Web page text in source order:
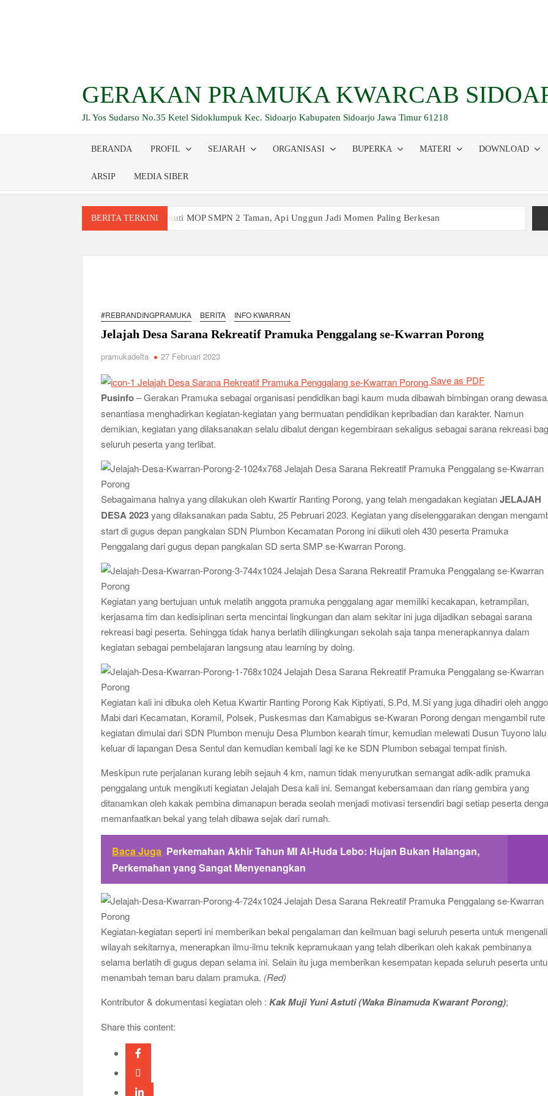
GERAKAN PRAMUKA KWARCAB
Jl. Yos Sudarso No.35 Ketel Sidoklumpuk Kec. Sidoarjo Kabupaten Sidoarjo Jawa Timur 61218
BERANDA PROFIL SEJARAH ORGANISASI BUPERKA MATERI DOWNLOAD
ARSIP MEDIA SIBER
BERITA TERKINI
Siswa Baru Antusias Ikuti MOP SMPN 2 Taman, Api Unggun Jadi Momen Paling Berkesan
Berkarakter, Berprestasi, Berbudi Luhur : Lomba Tingkat I Gudep 14.077-14.078 Pangkalan SDN Sidodadi 1
Taman Cetak Generasi Tangguh
Pramuka SMKN 1 Jabon Tempa Disiplin dan Kepedulian Sosial Melalui Jelajah Desa
Gemuruh Semangat di Pangkalan SMP YPM 1 Taman: Saat Kompetisi Mencetak Karakter dan Merajut
Generasi di PSCC VI
Perkuat Kepemimpinan dan Demokrasi, Kwarran Jabon Gelar Dianpinsa serta Musppanitera 2026
Bukan Cuma Kemah! Pramuka SMK YPM 3 Taman Adopsi Sistem Kerja Industri Lewat KPDA
Kwarran Porong Gembleng Penegak Pramuka Lewat Pelatihan Keprotokoleran
Tumbuhkan Ceria dan Karakter Sejak Dini, 704 Pramuka Siaga Ramaikan Pesta Siaga Kwarran Prambon
2026
Ceria Bersama Pramuka Siaga: Membangun Generasi Tangguh dan Berkarakter
Karena Karakter Tidak Dibentuk di Ruang Nyaman, LT-1 SDN Pagerwojo Hadir Menempa Ketangguhan
Gelar Musppanitera 2026, Kwarran Taman Cetak Pemimpin Baru dan Perkuat Kolaborasi Lintas Pangkalan
Ajang Kompetensi Antar Ambalan II SMKN 2 Buduran 2026 Diwarnai Penampilan Tari Kreasi Berselendang
Musran X Kwarran Jabon Jadi Titik Awal Kebangkitan Pramuka yang Lebih Inovatif dan Progresif
Peringanti Momentum Hardiknas, Kwarran Sedati Gelar Rapat Kerja
#REBRANDINGPRAMUKA BERITA INFO KWARRAN
Jelajah Desa Sarana Rekreatif Pramuka Penggalang se-Kwarran Porong
pramukadelta 27 Februari 2023
Save as PDF
Pusinfo– Gerakan Pramuka sebagai organisasi pendidikan bagi kaum muda dibawah bimbingan orang
senantiasa menghadirkan kegiatan-kegiatan yang bermuatan pendidikan kepribadian dan karakter. Namun
demikian, kegiatan yang dilaksanakan selalu dibalut dengan kegembiraan sekaligus sebagai sarana rekreasi
seluruh peserta yang terlibat.
Sebagaimana halnya yang dilakukan oleh Kwartir Ranting Porong, yang telah mengadakan kegiatanJELAJAH
DESA 2023yang dilaksanakan pada Sabtu, 25 Pebruari 2023. Kegiatan yang diselenggarakan dengan
start di gugus depan pangkalan SDN Plumbon Kecamatan Porong ini diikuti oleh 430 peserta Pramuka
Penggalang dari gugus depan pangkalan SD serta SMP se-Kwarran Porong.
Kegiatan yang bertujuan untuk melatih anggota pramuka penggalang agar memiliki kecakapan, ketrampilan,
kerjasama tim dan kedisiplinan serta mencintai lingkungan dan alam sekitar ini juga dijadikan sebagai sarana
rekreasi bagi peserta. Sehingga tidak hanya berlatih dilingkungan sekolah saja tanpa menerapkannya dalam
kegiatan sebagai pembelajaran langsung atau learning by doing.
Kegiatan kali ini dibuka oleh Ketua Kwartir Ranting Porong Kak Kiptiyati, S.Pd, M.Si yang juga dihadiri oleh
Mabi dari Kecamatan, Koramil, Polsek, Puskesmas dan Kamabigus se-Kwaran Porong dengan mengambil rute
kegiatan dimulai dari SDN Plumbon menuju Desa Plumbon kearah timur, kemudian melewati Dusun Tuyono lalu
keluar di lapangan Desa Sentul dan kemudian kembali lagi ke ke SDN Plumbon sebagai tempat finish.
Meskipun rute perjalanan kurang lebih sejauh 4 km, namun tidak menyurutkan semangat adik-adik pramuka
penggalang untuk mengikuti kegiatan Jelajah Desa kali ini. Semangat kebersamaan dan riang gembira yang
ditanamkan oleh kakak pembina dimanapun berada seolah menjadi motivasi tersendiri bagi setiap peserta
memanfaatkan bekal yang telah dibawa sejak dari rumah.
Baca Juga Perkemahan Akhir Tahun MI Al-Huda Lebo: Hujan Bukan Halangan,
Perkemahan yang Sangat Menyenangkan
Kegiatan-kegiatan seperti ini memberikan bekal pengalaman dan keilmuan bagi seluruh peserta untuk mengenali
wilayah sekitarnya, menerapkan ilmu-ilmu teknik kepramukaan yang telah diberikan oleh kakak pembinanya
selama berlatih di gugus depan selama ini. Selain itu juga memberikan kesempatan kepada seluruh peserta
menambah teman baru dalam pramuka. (Red)
Kontributor & dokumentasi kegiatan oleh :Kak Muji Yuni Astuti (Waka Binamuda Kwarant Porong);
Share this content: